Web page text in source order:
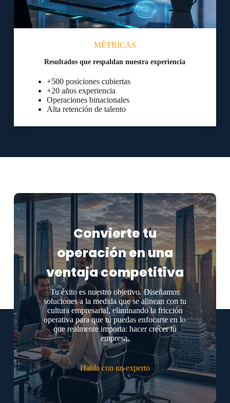
MÉTRICAS
Resultados que respaldan nuestra experiencia
+500 posiciones cubiertas
+20 años experiencia
Operaciones binacionales
Alta retención de talento
Convierte tu
operación en una
ventaja competitiva
Tu éxito es nuestro objetivo. Diseñamos
soluciones a la medida que se alinean con tu
cultura empresarial, eliminando la fricción
operativa para que tú puedas enfocarte en lo
que realmente importa: hacer crecer tu
empresa.
Habla con un experto